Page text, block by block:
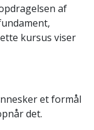
af
kursus viser
et formål
det.